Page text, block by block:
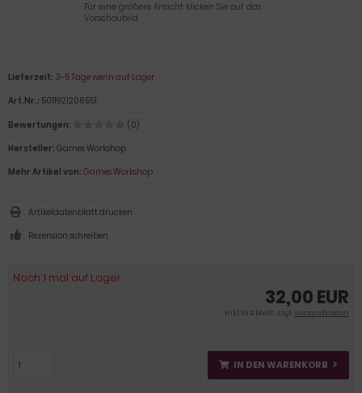
Für eine größere Ansicht klicken Sie auf das
Vorschaubild
Noch 1 mal auf Lager.
32,00 EUR
inkl. 19 % MwSt. zzgl.Versandkosten
IN DEN WARENKORB
Lieferzeit: 3-5 Tage wenn auf Lager
Art.Nr.: 5011921206551
Bewertungen:
(0)
Hersteller: Games Workshop
Mehr Artikel von: Games Workshop
Artikeldatenblatt drucken
Rezension schreiben